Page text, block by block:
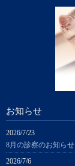
お知らせ
2026/7/23
8月の診察のお知らせ
2026/7/6